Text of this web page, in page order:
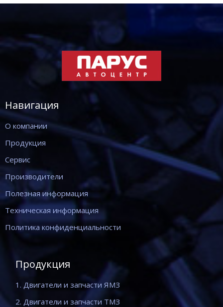
Навигация
О компании
Продукция
Сервис
Производители
Полезная информация
Техническая информация
Политика конфиденциальности
Продукция
1. Двигатели и запчасти ЯМЗ
2. Двигатели и запчасти ТМЗ